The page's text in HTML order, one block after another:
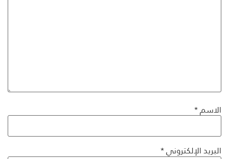
الاسم*
البريد الإلكتروني*